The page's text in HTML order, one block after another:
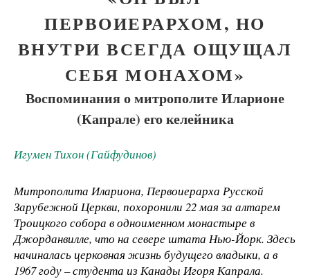
ПЕРВОИЕРАРХОМ, НО
ВНУТРИ ВСЕГДА ОЩУЩАЛ
СЕБЯ МОНАХОМ»
Воспоминания о митрополите Иларионе
(Капрале) его келейника
Игумен Тихон (Гайфудинов)
Митрополита Илариона, Первоиерарха Русской
Зарубежной Церкви, похоронили 22 мая за алтарем
Троицкого собора в одноименном монастыре в
Джорданвилле, что на севере штата Нью-Йорк. Здесь
начиналась церковная жизнь будущего владыки, а в
1967 году – студента из Канады Игоря Капрала.